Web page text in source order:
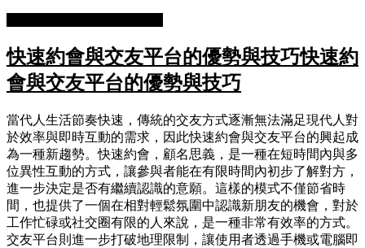
快速約會與交友平台的優勢與技巧快速約
會與交友平台的優勢與技巧
當代人生活節奏快速，傳統的交友方式逐漸無法滿足現代人對
於效率與即時互動的需求，因此快速約會與交友平台的興起成
為一種新趨勢。快速約會，顧名思義，是一種在短時間內與多
位異性互動的方式，讓參與者能在有限時間內初步了解對方，
進一步決定是否有繼續認識的意願。這樣的模式不僅節省時
間，也提供了一個在相對輕鬆氛圍中認識新朋友的機會，對於
工作忙碌或社交圈有限的人來說，是一種非常有效率的方式。
交友平台則進一步打破地理限制，讓使用者透過手機或電腦即